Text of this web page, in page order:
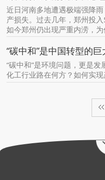
近日河南多地遭遇极端强降
产损失。过去几年，郑州投
如今郑州仍出现严重内涝，
雨属于突发特大暴雨，已经
“碳中和”是中国转型的
“碳中和”是环境问题，更是发
化工行业路在何方？如何实